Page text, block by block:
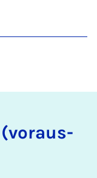
(vor­aus­